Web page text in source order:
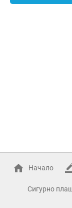
Начало
Сигурно